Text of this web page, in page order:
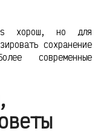
хорош, но для
сохранение
современные